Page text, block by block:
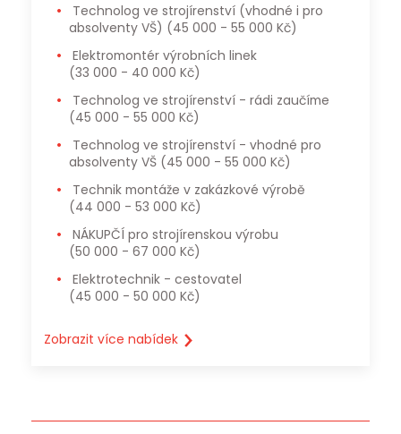
absolventy VŠ) (45 000 - 55 000 Kč)
Elektromontér výrobních linek
(33 000 - 40 000 Kč)
Technolog ve strojírenství - rádi zaučíme
(45 000 - 55 000 Kč)
absolventy VŠ (45 000 - 55 000 Kč)
Technik montáže v zakázkové výrobě
(44 000 - 53 000 Kč)
NÁKUPČÍ pro strojírenskou výrobu
(50 000 - 67 000 Kč)
Elektrotechnik - cestovatel
(45 000 - 50 000 Kč)
Zobrazit více nabídek